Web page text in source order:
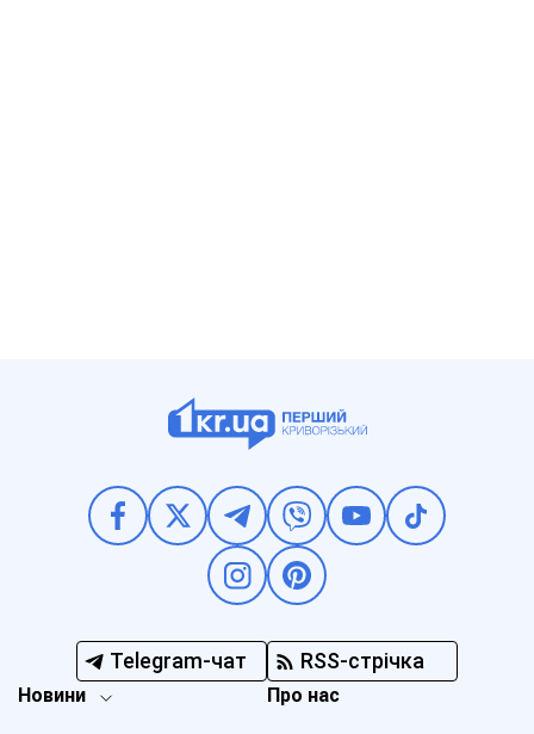
Telegram-чат RSS-стрічка
Новини Про нас